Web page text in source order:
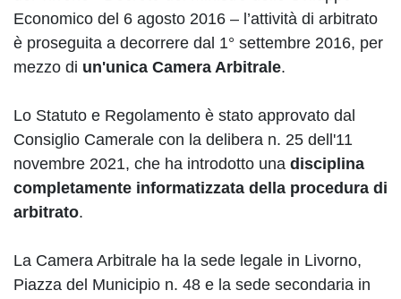
Economico del 6 agosto 2016 – l’attività di arbitrato
è proseguita a decorrere dal 1° settembre 2016, per
mezzo di un'unica Camera Arbitrale.
Lo Statuto e Regolamento è stato approvato dal
Consiglio Camerale con la delibera n. 25 dell'11
novembre 2021, che ha introdotto una disciplina
completamente informatizzata della procedura di
arbitrato.
La Camera Arbitrale ha la sede legale in Livorno,
Piazza del Municipio n. 48 e la sede secondaria in